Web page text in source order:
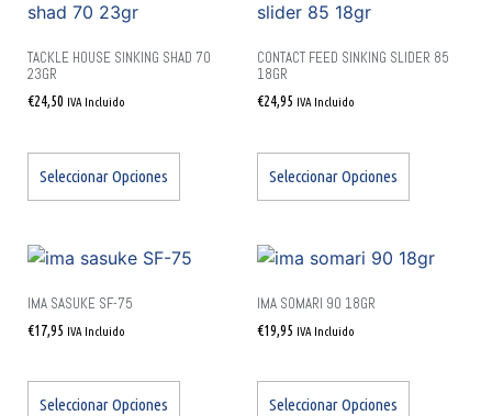
TACKLE HOUSE SINKING SHAD 70
23GR
€24,50 IVA Incluido
Seleccionar Opciones
CONTACT FEED SINKING SLIDER 85
18GR
€24,95 IVA Incluido
Seleccionar Opciones
IMA SASUKE SF-75
€17,95 IVA Incluido
Seleccionar Opciones
IMA SOMARI 90 18GR
€19,95 IVA Incluido
Seleccionar Opciones